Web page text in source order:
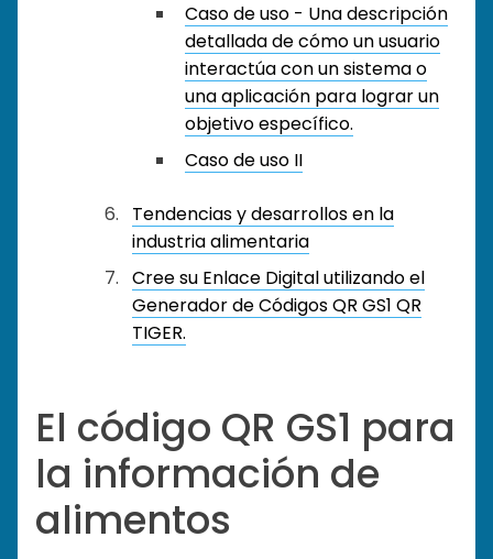
Caso de uso - Una descripción
detallada de cómo un usuario
interactúa con un sistema o
una aplicación para lograr un
objetivo específico.
Caso de uso II
Tendencias y desarrollos en la
industria alimentaria
Cree su Enlace Digital utilizando el
Generador de Códigos QR GS1 QR
TIGER.
El código QR GS1 para
la información de
alimentos